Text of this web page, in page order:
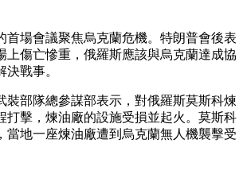
首場會議聚焦烏克蘭危機。特朗普會後表
上傷亡慘重，俄羅斯應該與烏克蘭達成協
戰事。
裝部隊總參謀部表示，對俄羅斯莫斯科煉
打擊，煉油廠的設施受損並起火。莫斯科
當地一座煉油廠遭到烏克蘭無人機襲擊受